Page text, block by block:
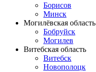
Борисов
Минск
Могилёвская область
Бобруйск
Могилев
Витебская область
Витебск
Новополоцк